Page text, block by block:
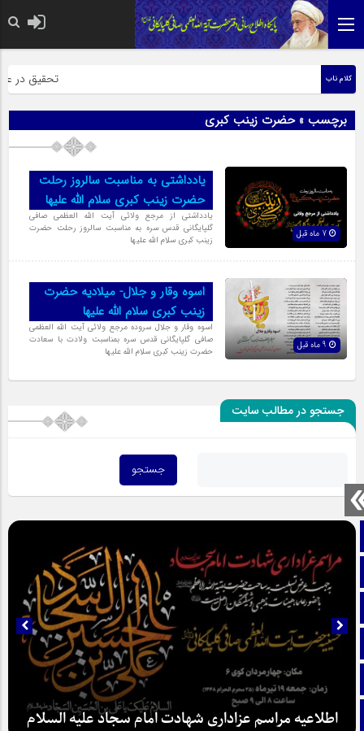
صفحه نخست
تماس با ما
آپارات
تلگرام
کلام ناب تحقیق در
برچسب » حضرت زینب کبری
یادداشتی به مناسبت سالروز رحلت
حضرت زینب کبری سلام الله علیها
یادداشتی از مرجع ولائی آیت الله العظمی صافی
گلپایگانی قدس سره به مناسبت سالروز رحلت حضرت
زینب کبری سلام الله علیها
اسوه وقار و جلال- میلادیه حضرت
زینب کبری سلام الله علیها
اسوه وقار و جلال سروده مرجع ولائی آیت الله العظمی
صافی گلپایگانی قدس سره بمناسبت ولادت با سعادت
حضرت زینب کبری سلام الله علیها
جستجو در مطالب سایت
اطلاعیه مراسم عزاداری شهادت امام سجاد علیه السلام